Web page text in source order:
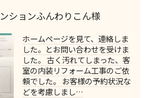
ションふんわりこん様
ホームページを見て、連絡しま
した。とお問い合わせを受けま
した。 古く汚れてしまった、客
室の内装リフォーム工事のご依
頼でした。 お客様の予約状況な
どを考慮しまし…